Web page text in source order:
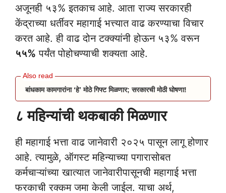
अजूनही ५३% इतकाच आहे. आता राज्य सरकारही
केंद्राच्या धर्तीवर महागाई भत्त्यात वाढ करण्याचा विचार
करत आहे. ही वाढ दोन टक्क्यांनी होऊन ५३% वरून
५५% पर्यंत पोहोचण्याची शक्यता आहे.
बांधकाम कामगारांना ‘हे’ मोठे गिफ्ट मिळणार; सरकारची मोठी घोषणा!
८ महिन्यांची थकबाकी मिळणार
ही महागाई भत्ता वाढ जानेवारी २०२५ पासून लागू होणार
आहे. त्यामुळे, ऑगस्ट महिन्याच्या पगारासोबत
कर्मचाऱ्यांच्या खात्यात जानेवारीपासूनची महागाई भत्ता
फरकाची रक्कम जमा केली जाईल. याचा अर्थ,